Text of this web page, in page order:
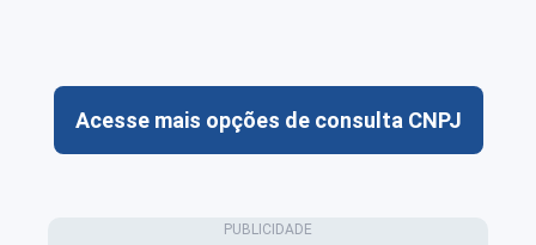
Acesse mais opções de consulta CNPJ